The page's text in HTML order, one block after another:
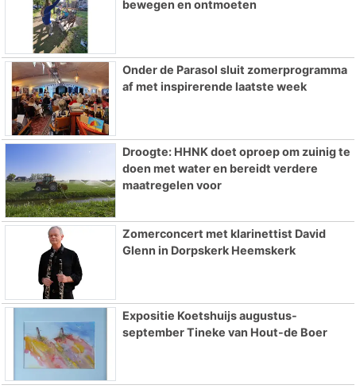
bewegen en ontmoeten
Onder de Parasol sluit zomerprogramma
af met inspirerende laatste week
Droogte: HHNK doet oproep om zuinig te
doen met water en bereidt verdere
maatregelen voor
Zomerconcert met klarinettist David
Glenn in Dorpskerk Heemskerk
Expositie Koetshuijs augustus-
september Tineke van Hout-de Boer